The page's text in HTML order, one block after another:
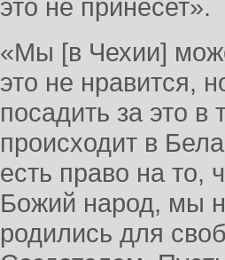
это не принесет».
«Мы [в Чехии]
это не нравится,
посадить за это
происходит в
есть право на
Божий народ, мы
родились для